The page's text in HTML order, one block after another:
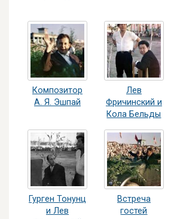
Композитор
А. Я. Эшпай
Лев
Фричинский и
Кола Бельды
Гурген Тонунц
и Лев
Встреча
гостей